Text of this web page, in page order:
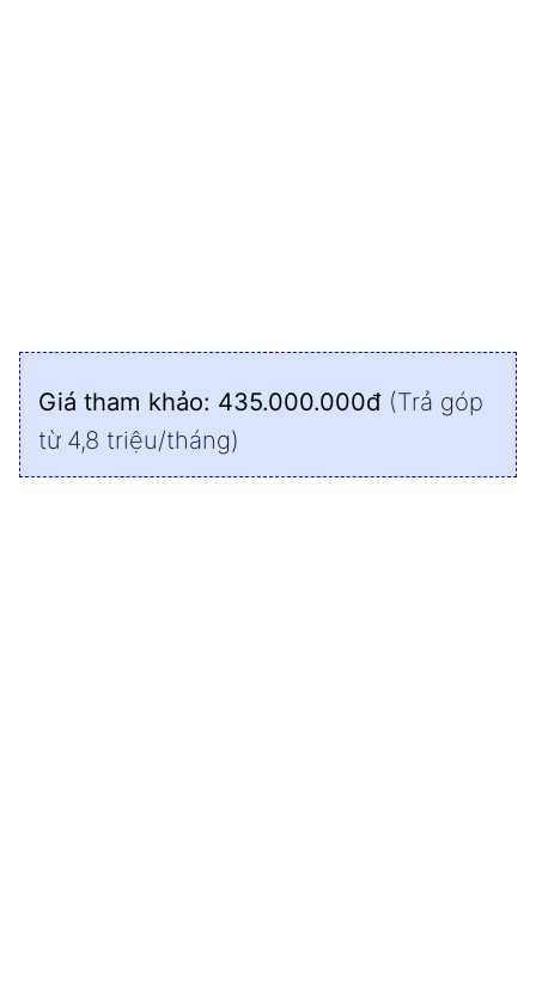
Giá tham khảo: 435.000.000đ (Trả góp
từ 4,8 triệu/tháng)